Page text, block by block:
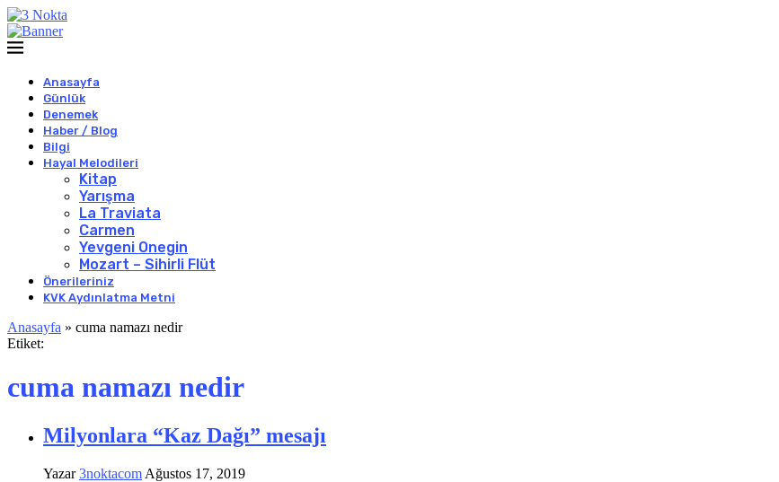
Anasayfa
Günlük
Denemek
Haber / Blog
Bilgi
Hayal Melodileri
Kitap
Yarışma
La Traviata
Carmen
Yevgeni Onegin
Mozart – Sihirli Flüt
Önerileriniz
KVK Aydınlatma Metni
Anasayfa » cuma namazı nedir
Etiket:
cuma namazı nedir
Milyonlara “Kaz Dağı” mesajı
Yazar3noktacom Ağustos 17, 2019